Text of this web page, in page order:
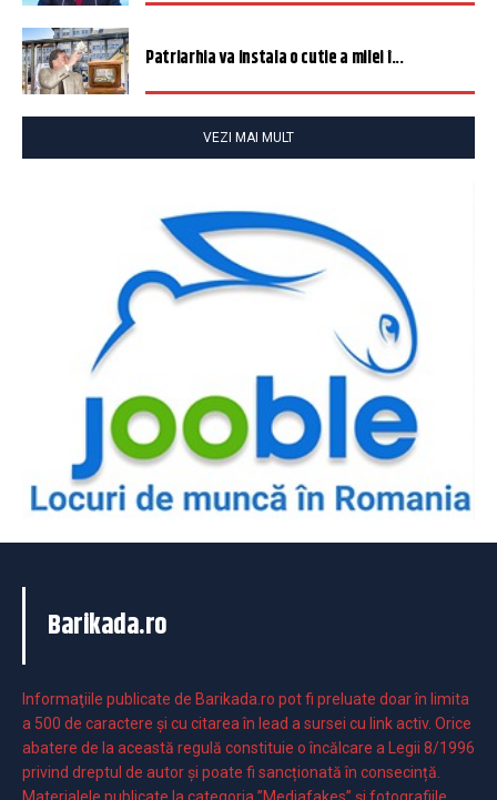
Patriarhia va instala o cutie a milei î...
VEZI MAI MULT
Barikada.ro
Informaţiile publicate de Barikada.ro pot fi preluate doar în limita
a 500 de caractere şi cu citarea în lead a sursei cu link activ. Orice
abatere de la această regulă constituie o încălcare a Legii 8/1996
privind dreptul de autor și poate fi sancționată în consecință.
Materialele publicate la categoria ”Mediafakes” și fotografiile